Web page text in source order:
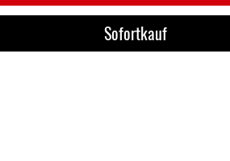
Sofortkauf